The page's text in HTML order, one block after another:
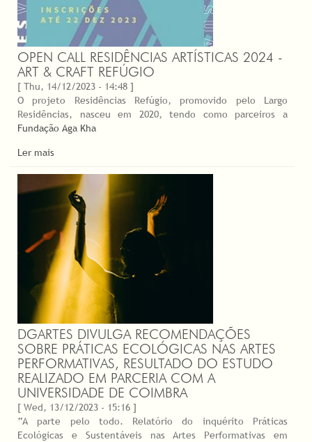
OPEN CALL RESIDÊNCIAS ARTÍSTICAS 2024 -
ART & CRAFT REFÚGIO
[ Thu, 14/12/2023 - 14:48 ]
O projeto Residências Refúgio, promovido pelo Largo
Residências, nasceu em 2020, tendo como parceiros a
Fundação Aga Kha
Ler mais
DGARTES DIVULGA RECOMENDAÇÕES
SOBRE PRÁTICAS ECOLÓGICAS NAS ARTES
PERFORMATIVAS, RESULTADO DO ESTUDO
REALIZADO EM PARCERIA COM A
UNIVERSIDADE DE COIMBRA
[ Wed, 13/12/2023 - 15:16 ]
“A parte pelo todo. Relatório do inquérito Práticas
Ecológicas e Sustentáveis nas Artes Performativas em